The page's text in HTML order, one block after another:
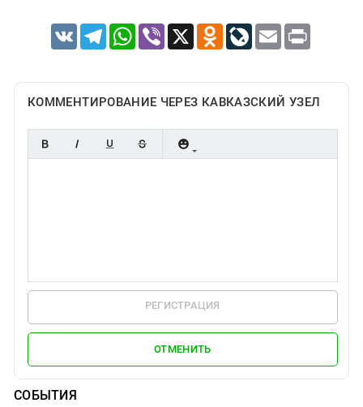
VK TelegramWhatsApp
Viber X Odnoklassniki
LiveJournal
Email Print
КОММЕНТИРОВАНИЕ ЧЕРЕЗ КАВКАЗСКИЙ УЗЕЛ
РЕГИСТРАЦИЯ
ОТМЕНИТЬ
СОБЫТИЯ